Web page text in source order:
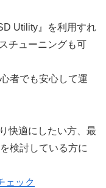
Utility』を利用すれ
チューニングも可
者でも安心して運
快適にしたい方、最
検討している方に
ェック